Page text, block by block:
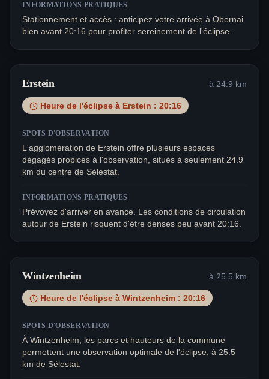
INFORMATIONS PRATIQUES
Stationnement et accès : anticipez votre arrivée à Obernai
bien avant 20:16 pour profiter sereinement de l'éclipse.
Erstein à 24.9 km
Heure de l'éclipse à Erstein : 20:16
SPOTS D'OBSERVATION
L'agglomération de Erstein offre plusieurs espaces
dégagés propices à l'observation, situés à seulement 24.9
km du centre de Sélestat.
INFORMATIONS PRATIQUES
Prévoyez d'arriver en avance. Les conditions de circulation
autour de Erstein risquent d'être denses peu avant 20:16.
Wintzenheim à 25.5 km
Heure de l'éclipse à Wintzenheim : 20:16
SPOTS D'OBSERVATION
À Wintzenheim, les parcs et hauteurs de la commune
permettent une observation optimale de l'éclipse, à 25.5
km de Sélestat.